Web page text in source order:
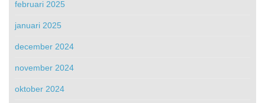
februari 2025
januari 2025
december 2024
november 2024
oktober 2024